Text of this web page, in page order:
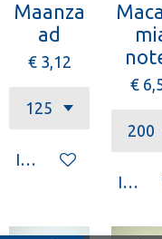
Maanza
ad
€ 3,12
In winkelwagen
€
In